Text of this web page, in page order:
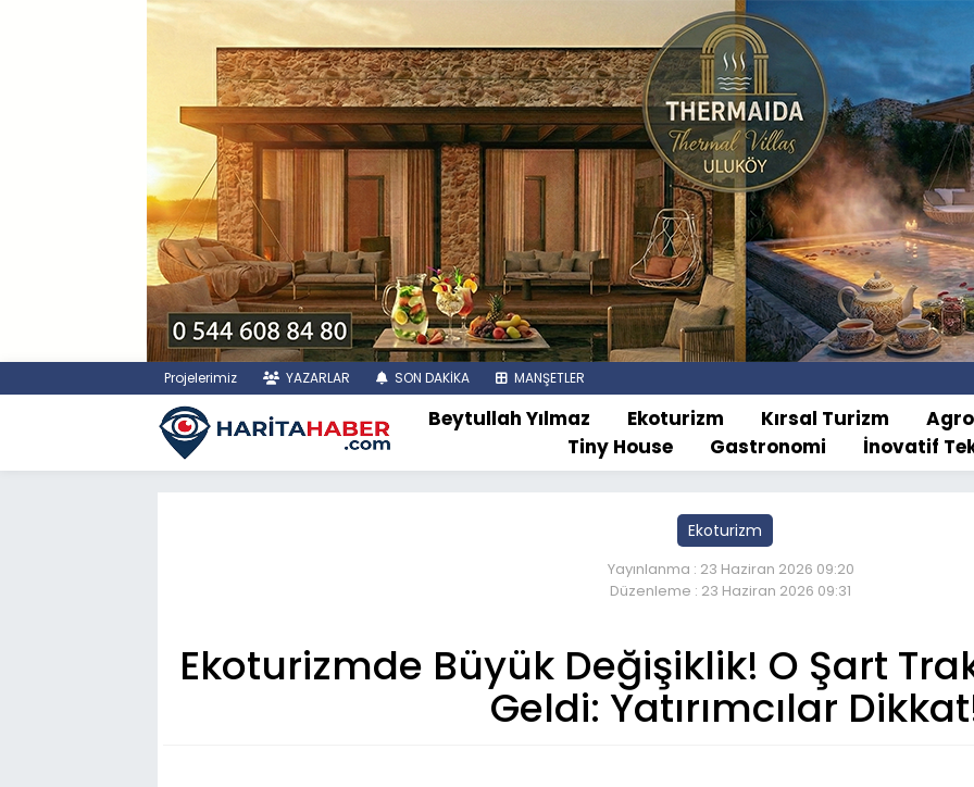
Projelerimiz YAZARLAR SON DAKİKA MANŞETLER
Beytullah Yılmaz Ekoturizm Kırsal Turizm Agro
Tiny House
Gastronomi İnovatif
Ekoturizm
Yayınlanma : 23 Haziran 2026 09:20
Düzenleme : 23 Haziran 2026 09:31
Ekoturizmde Büyük Değişiklik! O Şart
Geldi: Yatırımcılar